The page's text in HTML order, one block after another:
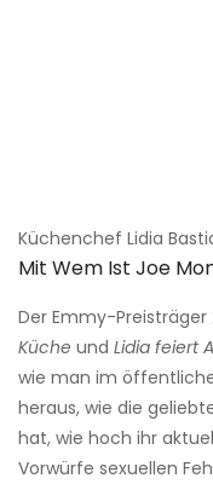
Küchenchef Lidia
Mit Wem Ist Joe
Der Emmy-Preisträger
Küche und Lidia feiert
wie man im
heraus, wie die
hat, wie hoch ihr
Vorwürfe sexuellen